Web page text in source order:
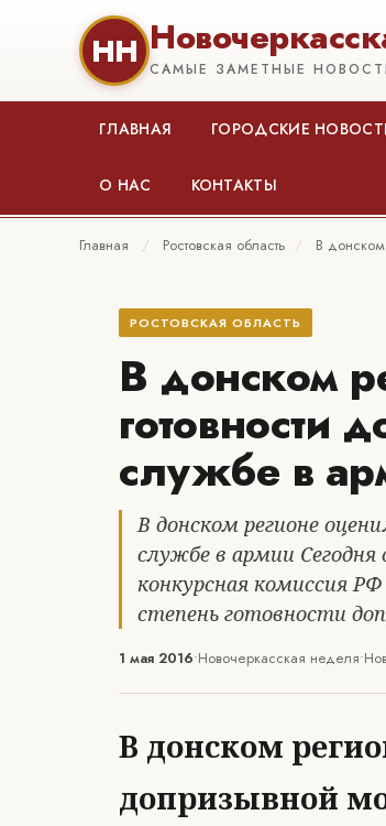
НН САМЫЕ ЗАМЕТНЫЕ
ГЛАВНАЯ ГОРОДСКИЕ
О НАС КОНТАКТЫ
Главная / Ростовская область / В
РОСТОВСКАЯ ОБЛАСТЬ
В донском
готовности
службе в
В донском регионе
службе в армии
конкурсная комиссия
степень готовности
1 мая 2016•Новочеркасская неделя•
В донском
допризывной